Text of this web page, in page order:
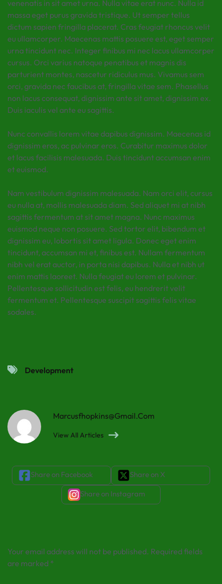
venenatis in sit amet urna. Nulla vitae erat nunc. Nulla id
massa eget purus gravida tristique. Ut semper tellus
dictum sapien fringilla placerat. Cras feugiat rhoncus velit
eu ullamcorper. Maecenas mattis posuere est, eget semper
urna tincidunt nec. Integer finibus mi nec lacus ullamcorper
cursus. Orci varius natoque penatibus et magnis dis
parturient montes, nascetur ridiculus mus. Vivamus sem
orci, gravida nec faucibus at, fringilla vitae sem. Phasellus
non lacus consequat, dignissim ante sit amet, dignissim ex.
Duis iaculis vel ante eu sagittis.
Nunc convallis lorem vitae dapibus dignissim. Maecenas id
dignissim eros, ac pulvinar eros. Curabitur maximus dolor
et lacus facilisis malesuada. Duis tincidunt accumsan enim
et euismod.
Nam vestibulum dignissim malesuada. Nam orci elit, cursus
eu nulla at, mollis malesuada diam. Sed aliquet mi at nibh
sagittis fermentum at sit amet magna. Nunc maximus
euismod neque non posuere. Sed tortor elit, bibendum et
dignissim eu, lobortis sit amet ligula. Donec eget enim
tincidunt, accumsan mi et, finibus est. Nullam fermentum
nibh vel erat auctor, in porta nisi dapibus. Nulla et nibh ut
enim mattis laoreet. Nulla feugiat eu lorem et pulvinar.
Pellentesque sollicitudin est felis, eu hendrerit velit
fermentum et. Pellentesque suscipit sagittis felis vitae
sodales.
Development
Marcusfhopkins@gmail.com
View All Articles
Share on Facebook Share on X
Share on Instagram
Your email address will not be published. Required fields
are marked *